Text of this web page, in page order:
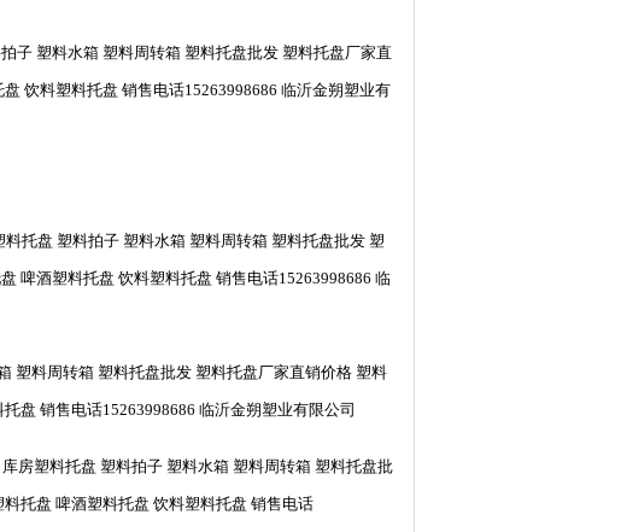
子 塑料水箱 塑料周转箱 塑料托盘批发 塑料托盘厂家直
饮料塑料托盘 销售电话15263998686 临沂金朔塑业有
托盘 塑料拍子 塑料水箱 塑料周转箱 塑料托盘批发 塑
啤酒塑料托盘 饮料塑料托盘 销售电话15263998686 临
塑料周转箱 塑料托盘批发 塑料托盘厂家直销价格 塑料
盘 销售电话15263998686 临沂金朔塑业有限公司
房塑料托盘 塑料拍子 塑料水箱 塑料周转箱 塑料托盘批
托盘 啤酒塑料托盘 饮料塑料托盘 销售电话